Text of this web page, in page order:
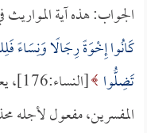
الجواب: هذه آية
كَانُوا إِخْوَةً رِجَالًا وَنِسَاءً
تَضِلُّوا
المفسرين، مفعول لأجله